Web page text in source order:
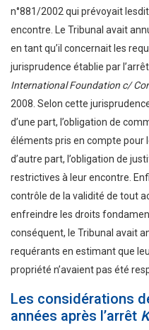
n°881/2002 qui prévoyait
encontre. Le Tribunal avait
en tant qu’il concernait les
jurisprudence établie par
International Foundation c/
2008. Selon cette
d’une part, l’obligation de
éléments pris en compte pour
d’autre part, l’obligation de
restrictives à leur encontre.
contrôle de la validité de tout
enfreindre les droits
conséquent, le Tribunal avait
requérants en estimant que
propriété n’avaient pas été
Les considérations
années après l’arrêt